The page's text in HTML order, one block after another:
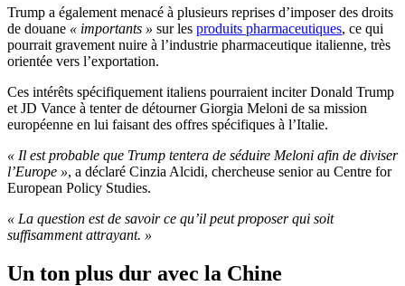
Trump a également menacé à plusieurs reprises d’imposer des droits
de douane « importants » sur les produits pharmaceutiques, ce qui
pourrait gravement nuire à l’industrie pharmaceutique italienne, très
orientée vers l’exportation.
Ces intérêts spécifiquement italiens pourraient inciter Donald Trump
et JD Vance à tenter de détourner Giorgia Meloni de sa mission
européenne en lui faisant des offres spécifiques à l’Italie.
« Il est probable que Trump tentera de séduire Meloni afin de diviser
l’Europe », a déclaré Cinzia Alcidi, chercheuse senior au Centre for
European Policy Studies.
« La question est de savoir ce qu’il peut proposer qui soit
suffisamment attrayant. »
Un ton plus dur avec la Chine